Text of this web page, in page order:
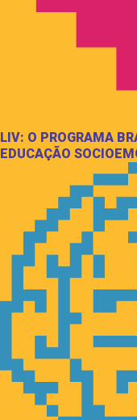
LIV: O PROGRAMA
EDUCAÇÃO